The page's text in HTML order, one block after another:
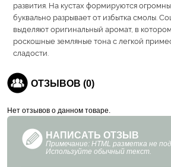
развития. На кустах формируются
буквально разрывает от избытка смолы.
выделяют оригинальный аромат, в
роскошные земляные тона с легкой
сладости.
ОТЗЫВОВ (0)
Нет отзывов о данном товаре.
НАПИСАТЬ ОТЗЫВ
Примечание: HTML разметка не
Используйте обычный текст.